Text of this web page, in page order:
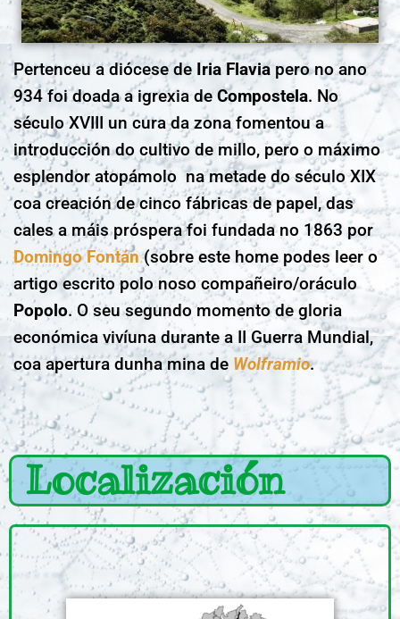
Pertenceu a diócese de Iria Flaviapero no ano
934 foi doada a igrexia deCompostela. No
século XVIII un cura da zona fomentou a
introducción do cultivo de millo, pero o máximo
esplendor atopámolo na metade do século XIX
coa creación de cinco fábricas de papel, das
cales a máis próspera foi fundada no 1863 por
Domingo Fontán(sobre este home podes leer o
artigo escrito polo noso compañeiro/oráculo
Popolo. O seu segundo momento de gloria
económica vivíuna durante a II Guerra Mundial,
coa apertura dunha mina de Wolframio.
Localización